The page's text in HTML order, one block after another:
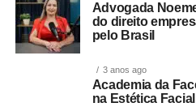
Advogada
do direito
pelo Brasil
3 anos ago
Academia da
na Estética